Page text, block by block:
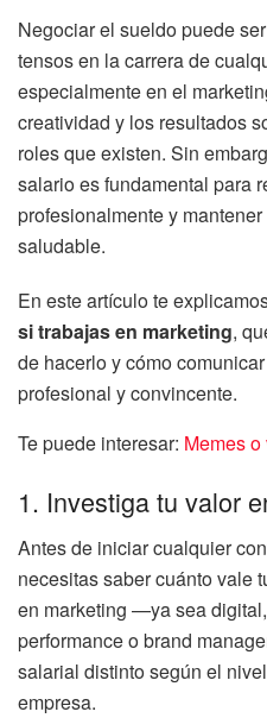
Negociar el sueldo puede
tensos en la carrera de
especialmente en el
creatividad y los resultados
roles que existen. Sin
salario es fundamental para
profesionalmente y
saludable.
En este artículo te
si trabajas en marketing,
de hacerlo y cómo
profesional y convincente.
Te puede interesar: Memes
1. Investiga tu valor
Antes de iniciar cualquier
necesitas saber cuánto vale
en marketing —ya sea
performance o brand
salarial distinto según el
empresa.